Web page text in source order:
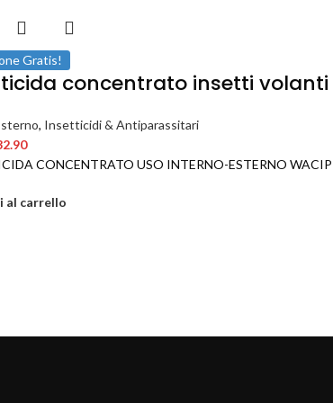
Gratis!
concentrato insetti volanti
, Insetticidi & Antiparassitari
CONCENTRATO USO INTERNO-ESTERNO WACIP
al carrello